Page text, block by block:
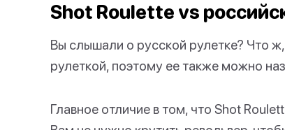
Shot Roulette vs
Вы слышали о русской рулетке? Что
рулеткой, поэтому ее также можно
Главное отличие в том, что Shot